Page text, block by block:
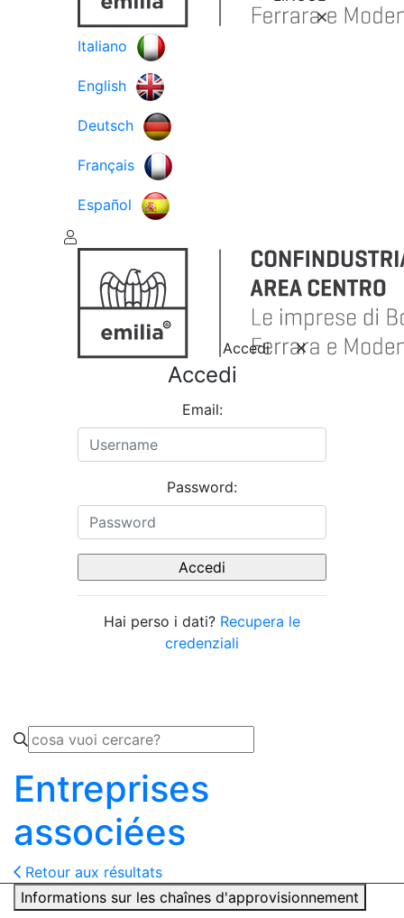
Italiano
English
Deutsch
Français
Español
Accedi
Accedi
Email:
Password:
Hai perso i dati? Recupera le
credenziali
Entreprises
associées
Retour aux résultats
Informations sur les chaînes d'approvisionnement